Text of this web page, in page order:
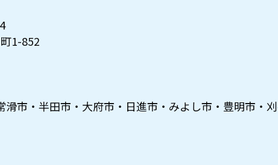
1-852
市・半田市・大府市・日進市・みよし市・豊明市・